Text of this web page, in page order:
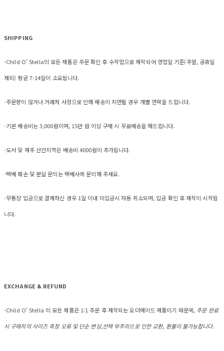
SHIPPING
-Child O' Stella의 모든 제품은 주문 확인 후 수작업으로 제작되어 영업일 기준(주말, 공휴일
제외) 평균 7-14일이 소요됩니다.
-주문량이 많거나 거래처 사정으로 인해 배송이 지연될 경우 개별 연락을 드립니다.
-기본 배송비는 3,000원이며, 15만 원 이상 구매 시 무료배송을 해드립니다.
-도서 및 제주 산간지역은 배송비 4000원이 추가됩니다.
-택배 훼손 및 분실 문의는 택배사에 문의해 주세요.
-무통장 입금으로 결제하신 경우 1일 이내 미입금시 자동 취소되며, 입금 확인 후 제작이 시작됩
니다.
EXCHANGE & REFUND
-Child O' Stella 의 모든 제품은 1:1 주문 후 제작되는 오더메이드 제품이기 때문에, 주문 완료
시 구매자의 사이즈 측정 오류 및 단순 변심,선택 부주의으로 인한 교환, 환불이 불가능합니다.